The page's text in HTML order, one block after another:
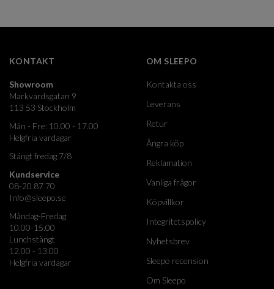
KONTAKT
Showroom
Markvardsgatan 9
113 53 Stockholm
Mån - Fre: 10.00 - 17.00
Helgfria vardagar
Stängt fredag 7/8
Kundservice
08-20 87 70
Info@sleepo.se
Måndag-Fredag
10.00-15.00
Lunchstängt
12.00 - 13.00
Helgfria vardagar
OM SLEEPO
Kontakta oss
Leverans
Retur
Ångra köp
Reklamation
Vanliga frågor
Köpvillkor
Integritetspolicy
Nyhetsbrev
Sleepo recension
Om Sleepo